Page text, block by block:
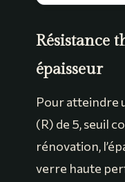
Résistance
épaisseur
Pour atteindre
(R) de 5, seuil
rénovation,
verre haute